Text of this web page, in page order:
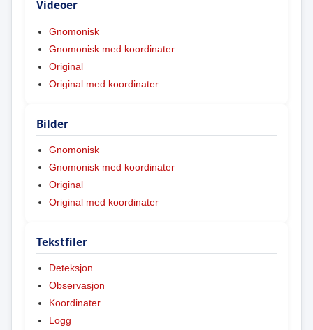
Videoer
Gnomonisk
Gnomonisk med koordinater
Original
Original med koordinater
Bilder
Gnomonisk
Gnomonisk med koordinater
Original
Original med koordinater
Tekstfiler
Deteksjon
Observasjon
Koordinater
Logg